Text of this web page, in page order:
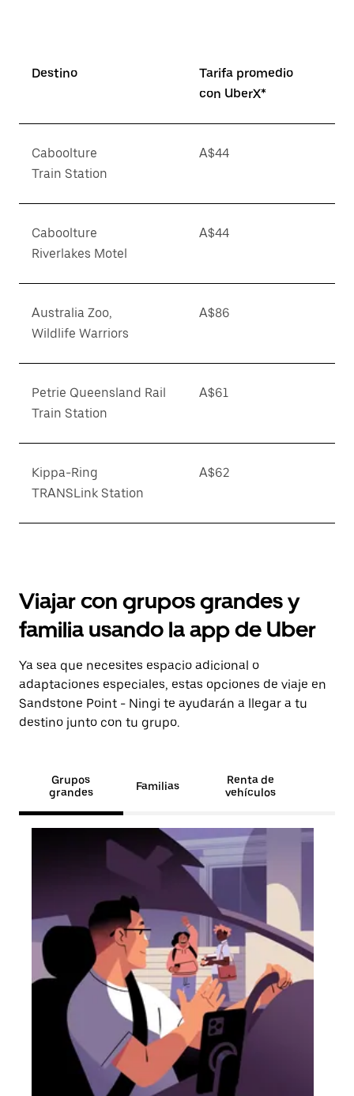
Destino
Tarifa promedio
con UberX*
Caboolture
Train Station
A$44
Caboolture
Riverlakes Motel
A$44
Australia Zoo,
Wildlife Warriors
A$86
Petrie Queensland Rail
Train Station
A$61
Kippa-Ring
TRANSLink Station
A$62
Viajar con grupos grandes y
familia usando la app de Uber
Ya sea que necesites espacio adicional o
adaptaciones especiales, estas opciones de viaje en
Sandstone Point - Ningi te ayudarán a llegar a tu
destino junto con tu grupo.
Grupos
grandes
Familias
Renta de
vehículos